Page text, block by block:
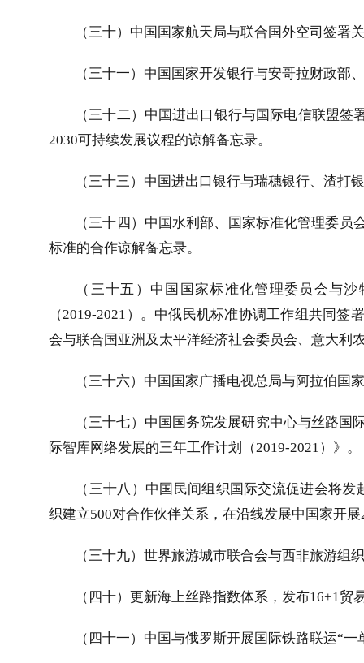
（三十）中国国家航天局与联合国外空司签署
（三十一）中国国家开发银行与安哥拉财政
（三十二）中国进出口银行与国际电信联盟
2030可持续发展议程的谅解备忘录。
（三十三）中国进出口银行与瑞穗银行、渣打
（三十四）中国水利部、国家标准化管理委
标准的合作谅解备忘录。
（三十五）中国国家标准化管理委员会与
（2019-2021 ）。中俄民机标准协调工作组共同签
会与联合国亚洲及太平洋经济社会委员会、意大利
（三十六）中国国家广播电视总局与阿拉伯国
（三十七）中国国务院发展研究中心与丝路国
际智库网络发展的三年工作计划（2019-2021）》。
（三十八）中国民间组织国际交流促进会将
织建立500对合作伙伴关系，在沿线发展中国家开展
（三十九）世界旅游城市联合会与西非旅游组
（四十）更新海上丝路指数体系，发布16+1贸
（四十一）中国与俄罗斯开展国际铁路联运“